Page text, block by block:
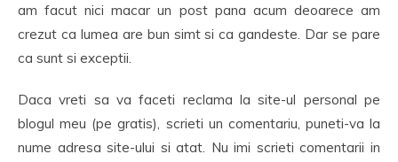
am facut nici macar un post pana acum deoarece am
crezut ca lumea are bun simt si ca gandeste. Dar se pare
ca sunt si exceptii.
Daca vreti sa va faceti reclama la site-ul personal pe
blogul meu (pe gratis), scrieti un comentariu, puneti-va la
nume adresa site-ului si atat. Nu imi scrieti comentarii in